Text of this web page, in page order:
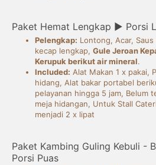
Paket Hemat Lengkap ► Porsi
Pelengkap: Lontong, Acar, Saus
kecap lengkap, Gule Jeroan
Kerupuk berikut air mineral.
Included: Alat Makan 1 x pakai,
hidang, Alat bakar portabel
pelayanan hingga 5 jam, Belum
meja hidangan, Untuk Stall
menjadi 2 x lipat
Paket Kambing Guling Kebuli -
Porsi Puas